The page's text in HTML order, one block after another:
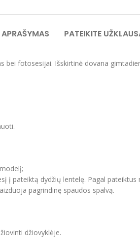
APRAŠYMAS PATEIKITE
fotosesijai. Išskirtinė dovana
pateiktą dydžių lentelę. Pagal pateiktus
pagrindinę spaudos spalvą.
džiovyklėje.